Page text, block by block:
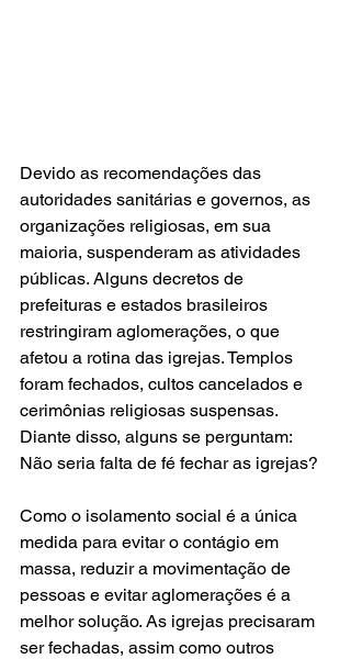
Devido as recomendações das
autoridades sanitárias e governos, as
organizações religiosas, em sua
maioria, suspenderam as atividades
públicas. Alguns decretos de
prefeituras e estados brasileiros
restringiram aglomerações, o que
afetou a rotina das igrejas. Templos
foram fechados, cultos cancelados e
cerimônias religiosas suspensas.
Diante disso, alguns se perguntam:
Não seria falta de fé fechar as igrejas?
Como o isolamento social é a única
medida para evitar o contágio em
massa, reduzir a movimentação de
pessoas e evitar aglomerações é a
melhor solução. As igrejas precisaram
ser fechadas, assim como outros